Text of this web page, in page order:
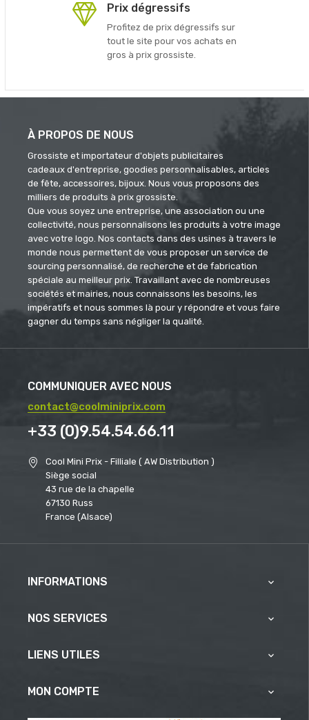
Prix dégressifs
Profitez de prix dégressifs sur
tout le site pour vos achats en
gros à prix grossiste.
À PROPOS DE NOUS
Grossiste et importateur d'objets publicitaires
cadeaux d'entreprise, goodies personnalisables, articles
de fête, accessoires, bijoux. Nous vous proposons des
milliers de produits à prix grossiste.
Que vous soyez une entreprise, une association ou une
collectivité, nous personnalisons les produits à votre image
avec votre logo. Nos contacts dans des usines à travers le
monde nous permettent de vous proposer un service de
sourcing personnalisé, de recherche et de fabrication
spéciale au meilleur prix. Travaillant avec de nombreuses
sociétés et mairies, nous connaissons les besoins, les
impératifs et nous sommes là pour y répondre et vous faire
gagner du temps sans négliger la qualité.
COMMUNIQUER AVEC NOUS
contact@coolminiprix.com
+33 (0)9.54.54.66.11
Cool Mini Prix - Filliale ( AW Distribution )
Siège social
43 rue de la chapelle
67130 Russ
France (Alsace)
INFORMATIONS 
NOS SERVICES 
LIENS UTILES 
MON COMPTE 